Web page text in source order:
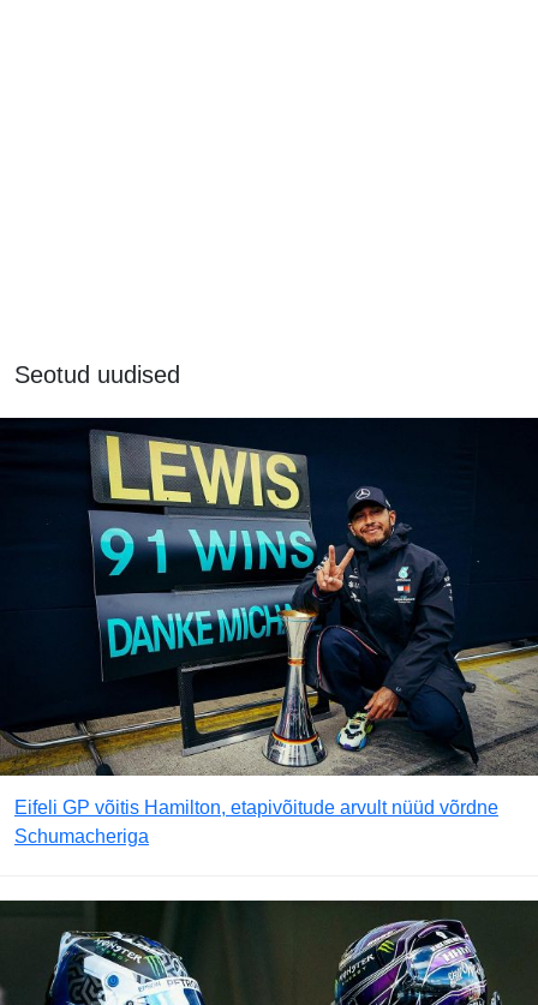
Seotud uudised
Eifeli GP võitis Hamilton, etapivõitude arvult nüüd võrdne
Schumacheriga